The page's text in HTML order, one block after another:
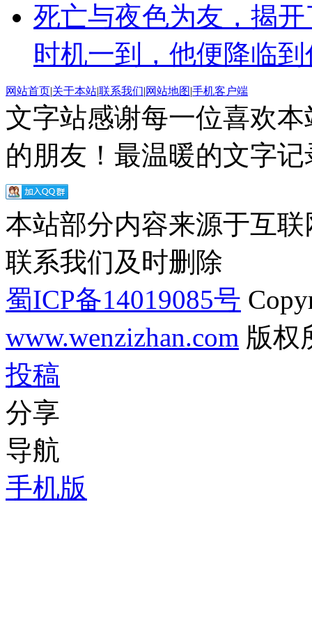
死亡与夜色为友，揭
时机一到，他便降临
网站首页|关于本站|联系我们|网站地图|手机客户端
文字站感谢每一位喜欢
的朋友！最温暖的文字
本站部分内容来源于互
联系我们及时删除
蜀ICP备14019085号
www.wenzizhan.com 版权
投稿
分享
导航
手机版